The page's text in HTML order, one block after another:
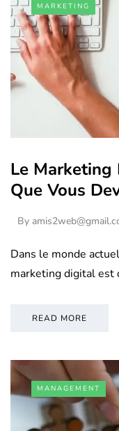
MARKETING
Le
Que Vous
By
Dans le monde
marketing digital est
READ MORE
MANAGEMENT